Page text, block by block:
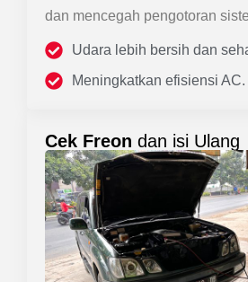
dan mencegah pengotoran
Udara lebih bersih dan
Meningkatkan efisiensi AC.
Cek Freon dan isi Ulang